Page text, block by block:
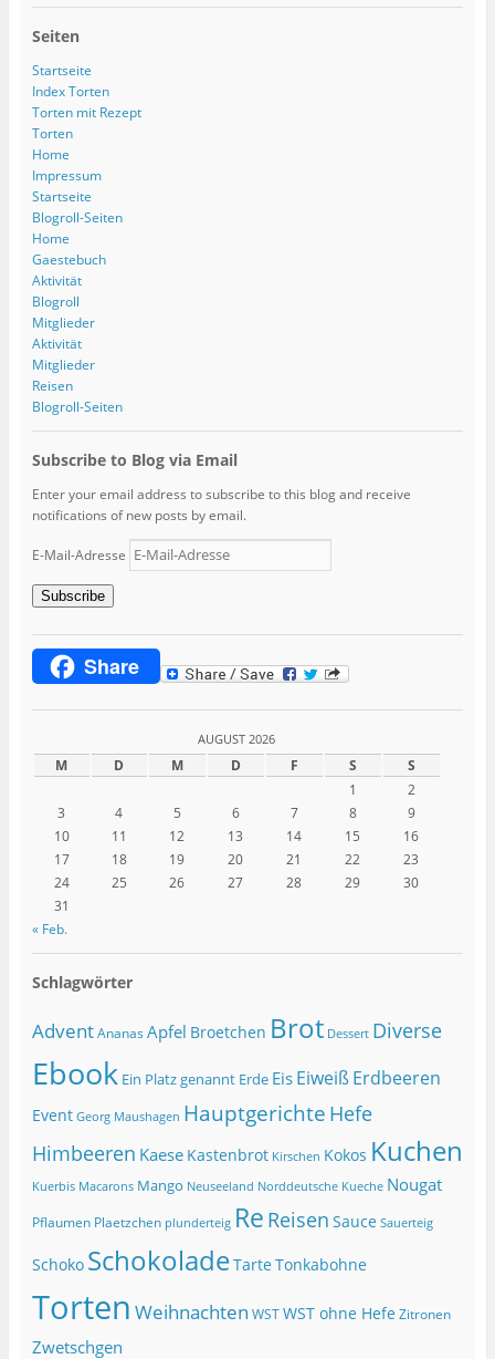
Seiten
Startseite
Index Torten
Torten mit Rezept
Torten
Home
Impressum
Startseite
Blogroll-Seiten
Home
Gaestebuch
Aktivität
Blogroll
Mitglieder
Aktivität
Mitglieder
Reisen
Blogroll-Seiten
Subscribe to Blog via Email
Enter your email address to subscribe to this blog and receive
notifications of new posts by email.
E-Mail-Adresse
Subscribe
Share
AUGUST 2026
M D M D F S
S
1
2
3
4 5 6 7 8
9
10
11 12 13 14 15
16
17
18 19 20 21 22
23
24
25 26 27 28 29
30
31
« Feb.
Schlagwörter
Advent Ananas Apfel Broetchen Brot Dessert Diverse
Ebook Ein Platz genannt Erde Eis Eiweiß Erdbeeren
Event Georg Maushagen Hauptgerichte Hefe
Himbeeren Kaese Kastenbrot Kirschen Kokos Kuchen
Kuerbis Macarons Mango Neuseeland Norddeutsche Kueche Nougat
Pflaumen Plaetzchen plunderteig Re Reisen Sauce Sauerteig
Schoko SchokoladeTarteTonkabohne
Torten Weihnachten WST WST ohne Hefe Zitronen
Zwetschgen